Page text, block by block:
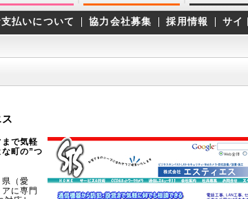
支払いについて 協力会社募集 採用情報 サイ
で気軽
町の”つ
（愛
に専門